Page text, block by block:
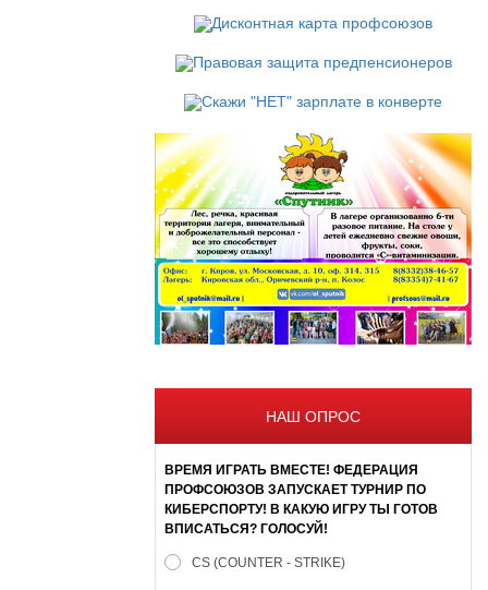
НАШ ОПРОС
ВРЕМЯ ИГРАТЬ ВМЕСТЕ! ФЕДЕРАЦИЯ
ПРОФСОЮЗОВ ЗАПУСКАЕТ ТУРНИР ПО
КИБЕРСПОРТУ! В КАКУЮ ИГРУ ТЫ ГОТОВ
ВПИСАТЬСЯ? ГОЛОСУЙ!
CS (COUNTER - STRIKE)